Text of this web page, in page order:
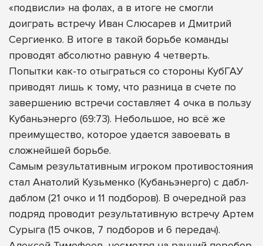
«подвисли» на фолах, а в итоге не смогли
доиграть встречу Иван Слюсарев и Дмитрий
Сергиенко. В итоге в такой борьбе команды
проводят абсолютно равную 4 четверть.
Попытки как-то отыграться со стороны КубГАУ
приводят лишь к тому, что разница в счете по
завершению встречи составляет 4 очка в пользу
Кубаньэнерго (69:73). Небольшое, но всё же
преимущество, которое удается завоевать в
сложнейшей борьбе.
Самым результативным игроком противостояния
стал Анатолий Кузьменко (Кубаньэнерго) с дабл-
даблом (21 очко и 11 подборов). В очередной раз
подряд проводит результативную встречу Артем
Сурыга (15 очков, 7 подборов и 6 передач).